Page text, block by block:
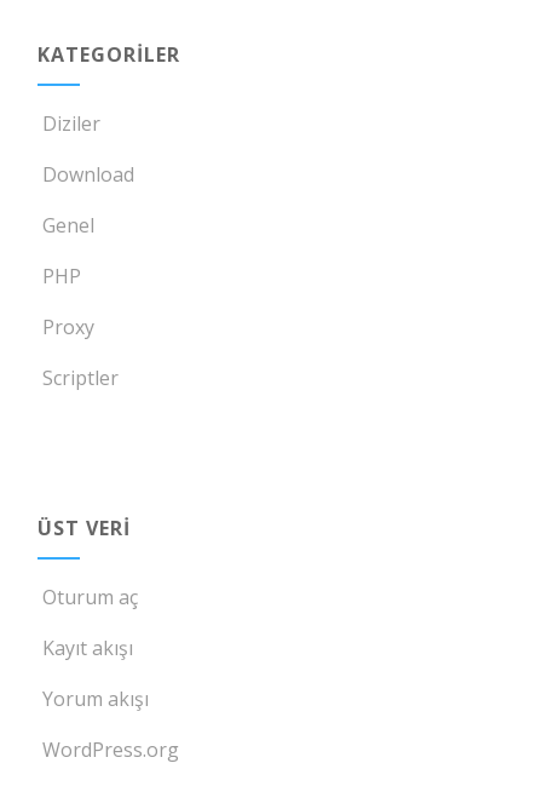
KATEGORILER
Diziler
Download
Genel
PHP
Proxy
Scriptler
ÜST VERI
Oturum aç
Kayıt akışı
Yorum akışı
WordPress.org